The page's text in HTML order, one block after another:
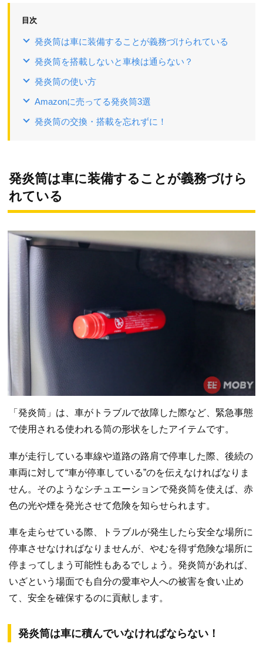
目次
発炎筒は車に装備することが義務づけられている
発炎筒を搭載しないと車検は通らない？
発炎筒の使い方
Amazonに売ってる発炎筒3選
発炎筒の交換・搭載を忘れずに！
発炎筒は車に装備することが義務づけら
れている
「発炎筒」は、車がトラブルで故障した際など、緊急事態
で使用される使われる筒の形状をしたアイテムです。
車が走行している車線や道路の路肩で停車した際、後続の
車両に対して“車が停車している”のを伝えなければなりま
せん。そのようなシチュエーションで発炎筒を使えば、赤
色の光や煙を発光させて危険を知らせられます。
車を走らせている際、トラブルが発生したら安全な場所に
停車させなければなりませんが、やむを得ず危険な場所に
停まってしまう可能性もあるでしょう。発炎筒があれば、
いざという場面でも自分の愛車や人への被害を食い止め
て、安全を確保するのに貢献します。
発炎筒は車に積んでいなければならない！